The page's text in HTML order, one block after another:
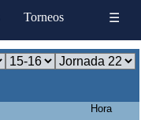
Torneos ☰
Hora